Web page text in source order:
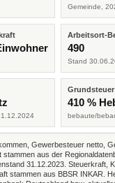
Gemeinde,
Arbeitsort-
490
Stand
410 %
bebaute/
Gewerbesteuer netto,
stammen aus der
31.12.2023. Steuerkraft,
stammen aus BBSR INKAR.